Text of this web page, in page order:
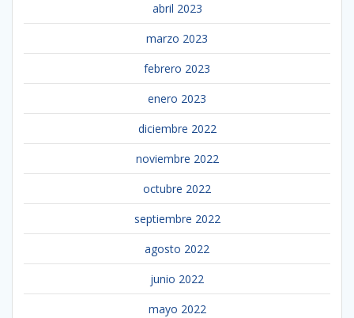
abril 2023
marzo 2023
febrero 2023
enero 2023
diciembre 2022
noviembre 2022
octubre 2022
septiembre 2022
agosto 2022
junio 2022
mayo 2022